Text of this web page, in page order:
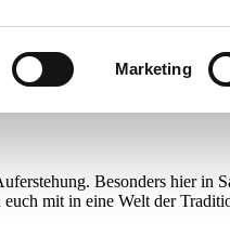
Marketing
Besonders hier in
mit in eine Welt der